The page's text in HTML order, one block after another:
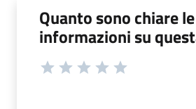
Quanto sono chiare le
informazioni su